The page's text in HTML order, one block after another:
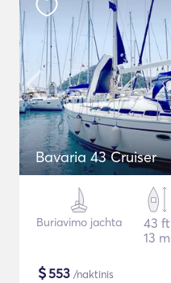
Bavaria 43 Cruiser
Buriavimo jachta
43 ft
13 m
$553 /naktinis